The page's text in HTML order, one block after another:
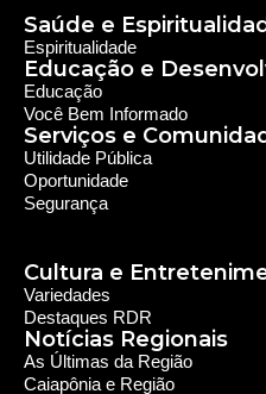
30 anos de história. Nosso
possuímos um alcance de
de 35 municípios, incluindo
Sobre a RDR
Equipe RDR
Fale com a RDR
Sobre nós
Saúde e
Espiritualidade